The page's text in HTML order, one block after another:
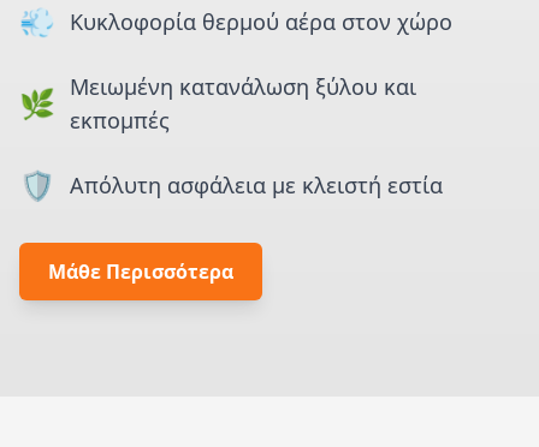
💨 Κυκλοφορία θερμού αέρα στον χώρο
🌿 Μειωμένη κατανάλωση ξύλου και
εκπομπές
🛡️ Απόλυτη ασφάλεια με κλειστή εστία
Μάθε Περισσότερα